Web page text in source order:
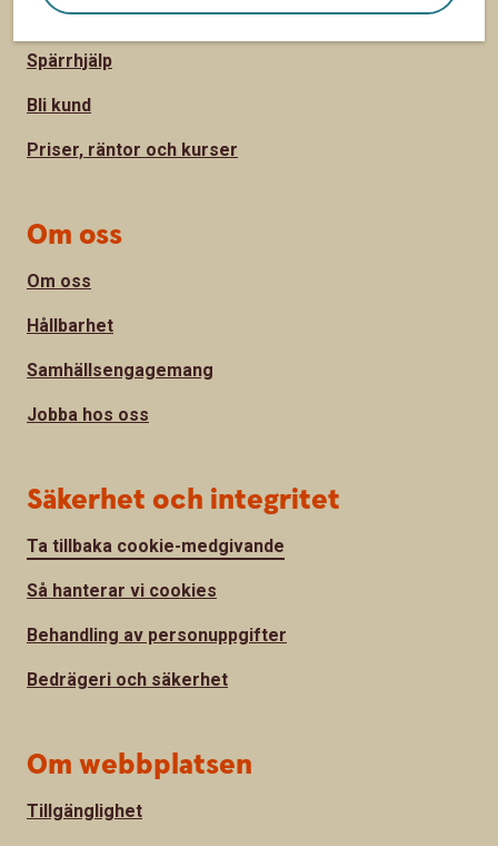
Kontakta oss
Spärrhjälp
Bli kund
Priser, räntor och kurser
Om oss
Om oss
Hållbarhet
Samhällsengagemang
Jobba hos oss
Säkerhet och integritet
Ta tillbaka cookie-medgivande
Så hanterar vi cookies
Behandling av personuppgifter
Bedrägeri och säkerhet
Om webbplatsen
Tillgänglighet